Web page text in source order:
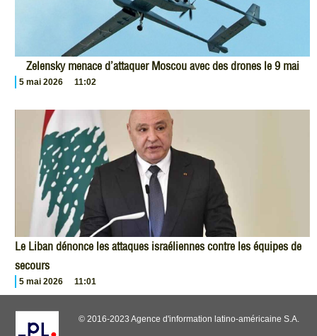
Zelensky menace d’attaquer Moscou avec des drones le 9 mai
5 mai 2026 11:02
Le Liban dénonce les attaques israéliennes contre les équipes de
secours
5 mai 2026 11:01
© 2016-2023 Agence d'information latino-américaine S.A.